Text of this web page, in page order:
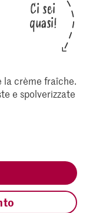
Ci sei
quasi!
la crème fraîche.
e spolverizzate